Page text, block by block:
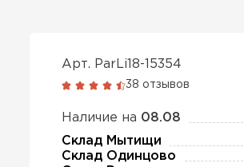
Арт. ParLi18-15354
38 отзывов
Наличие на 08.08
Склад Мытищи
Склад Одинцово
Утеплитель Дирок
ПЕРЕЙТИ